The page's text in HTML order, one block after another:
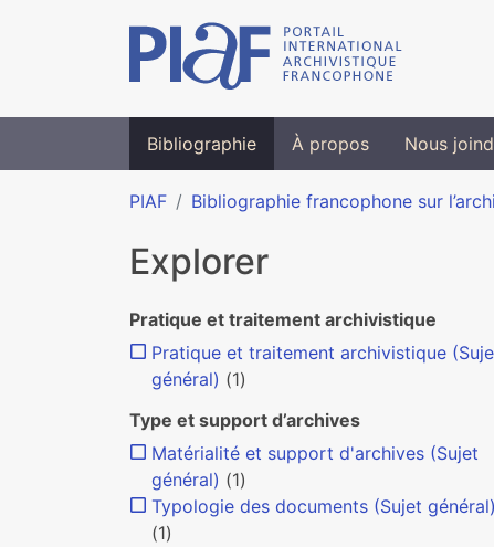
Bibliographie À propos Nous
PIAF Bibliographie francophone sur
Explorer
Pratique et traitement archivistique
Pratique et traitement archivistique
général) (1)
Type et support d’archives
Matérialité et support d'archives (Sujet
général) (1)
Typologie des documents (Sujet général)
(1)